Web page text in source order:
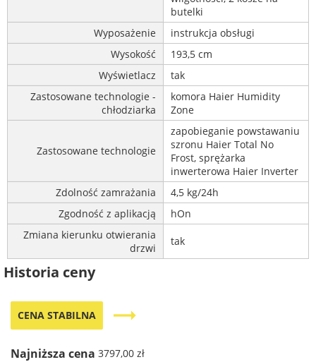
butelki
Wyposażenie
instrukcja obsługi
Wysokość
193,5 cm
Wyświetlacz
tak
Zastosowane technologie -
chłodziarka
komora Haier Humidity
Zone
Zastosowane technologie
zapobieganie powstawaniu
szronu Haier Total No
Frost, sprężarka
inwerterowa Haier Inverter
Zdolność zamrażania
4,5 kg/24h
Zgodność z aplikacją
hOn
Zmiana kierunku otwierania
drzwi
tak
Historia ceny
CENA STABILNA trending_flat
Najniższa cena 3797,00 zł